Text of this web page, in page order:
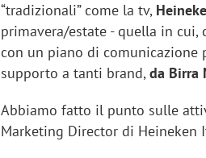
“tradizionali” come la tv,
primavera/estate - quella in
con un piano di
supporto a tanti brand,da Birra
Abbiamo fatto il punto sulle
Marketing Director di Heineken